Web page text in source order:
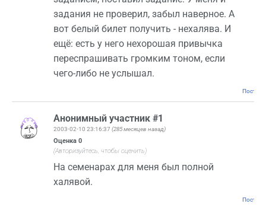
задания не проверил, забыл наверное. А
вот белый билет получить - нехалява. И
ещё: есть у него нехорошая привычка
переспрашивать громким тоном, если
чего-либо не услышал.
Анонимный участник #1
2003-02-10 23:16:37 (285 месяцев назад)
Оценка 0
(Авторизуйтесь, чтобы оценить)
На семенарах для меня был полной
халявой.